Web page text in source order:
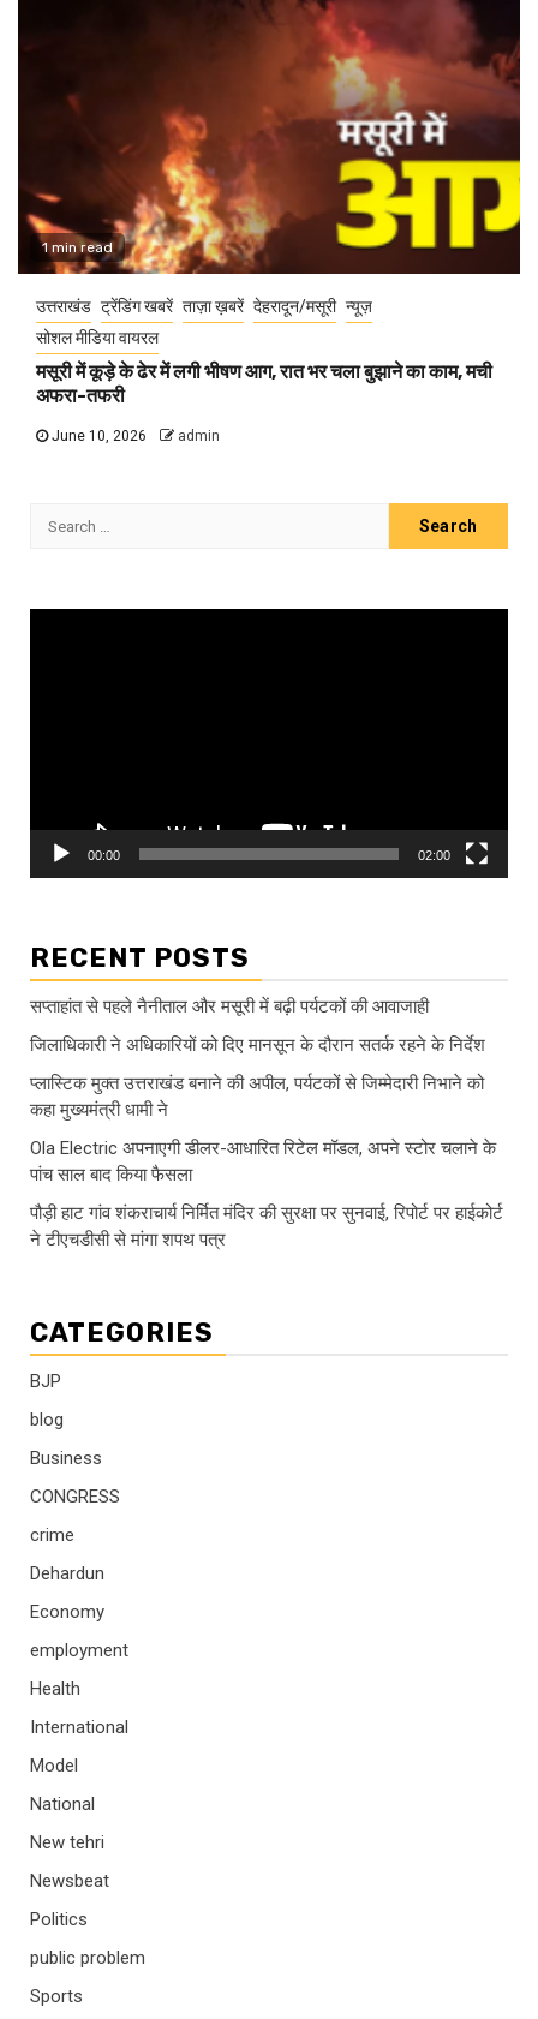
1 min read
उत्तराखंड ट्रेंडिंग खबरें ताज़ा ख़बरें देहरादून/मसूरी न्यूज़
सोशल मीडिया वायरल
मसूरी में कूड़े के ढेर में लगी भीषण आग, रात भर चला बुझाने का काम, मची
अफरा-तफरी
June 10, 2026 admin
Search
00:00 02:00
RECENT POSTS
सप्ताहांत से पहले नैनीताल और मसूरी में बढ़ी पर्यटकों की आवाजाही
जिलाधिकारी ने अधिकारियों को दिए मानसून के दौरान सतर्क रहने के निर्देश
प्लास्टिक मुक्त उत्तराखंड बनाने की अपील, पर्यटकों से जिम्मेदारी निभाने को
कहा मुख्यमंत्री धामी ने
Ola Electric अपनाएगी डीलर-आधारित रिटेल मॉडल, अपने स्टोर चलाने के
पांच साल बाद किया फैसला
पौड़ी हाट गांव शंकराचार्य निर्मित मंदिर की सुरक्षा पर सुनवाई, रिपोर्ट पर हाईकोर्ट
ने टीएचडीसी से मांगा शपथ पत्र
CATEGORIES
BJP
blog
Business
CONGRESS
crime
Dehardun
Economy
employment
Health
International
Model
National
New tehri
Newsbeat
Politics
public problem
Sports